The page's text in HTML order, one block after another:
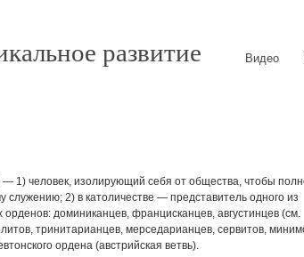
развитие Видео
— 1) человек, изолирующий себя от общества, чтобы
служению; 2) в католичестве — представитель одного из
доминиканцев, францисканцев, августинцев (см.
тринитарианцев, мерседарианцев, сервитов,
ордена (австрийская ветвь).